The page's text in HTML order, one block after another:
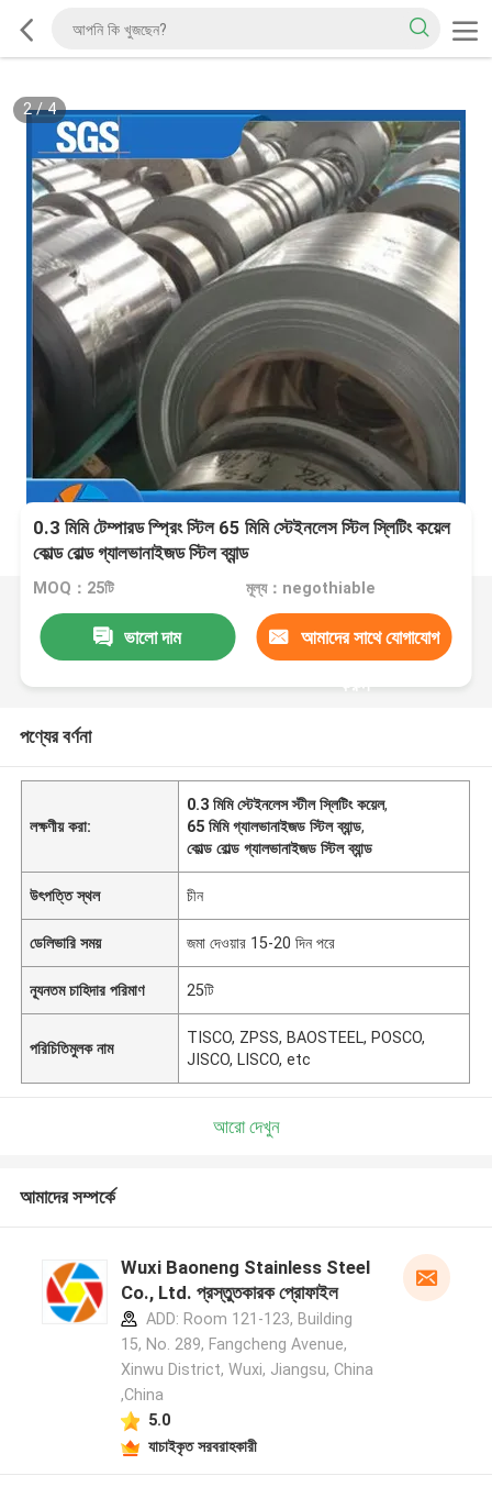
2/4
0.3 মিমি টেম্পারড স্প্রিং স্টিল 65 মিমি স্টেইনলেস স্টিল স্লিটিং কয়েল
কোল্ড রোল্ড গ্যালভানাইজড স্টিল ব্যান্ড
MOQ：25টি মূল্য：negothiable
ভালো দাম আমাদের সাথে যোগাযোগ
করুন
পণ্যের বর্ণনা
লক্ষণীয় করা:
0.3 মিমি স্টেইনলেস স্টীল স্লিটিং কয়েল,
65 মিমি গ্যালভানাইজড স্টিল ব্যান্ড,
কোল্ড রোল্ড গ্যালভানাইজড স্টিল ব্যান্ড
উৎপত্তি স্থল চীন
ডেলিভারি সময় জমা দেওয়ার 15-20 দিন পরে
ন্যূনতম চাহিদার পরিমাণ 25টি
পরিচিতিমুলক নাম
TISCO, ZPSS, BAOSTEEL, POSCO,
JISCO, LISCO, etc
আরো দেখুন
আমাদের সম্পর্কে
Wuxi Baoneng Stainless Steel
Co., Ltd. প্রস্তুতকারক প্রোফাইল
ADD: Room 121-123, Building
15, No. 289, Fangcheng Avenue,
Xinwu District, Wuxi, Jiangsu, China
,China
5.0
যাচাইকৃত সরবরাহকারী